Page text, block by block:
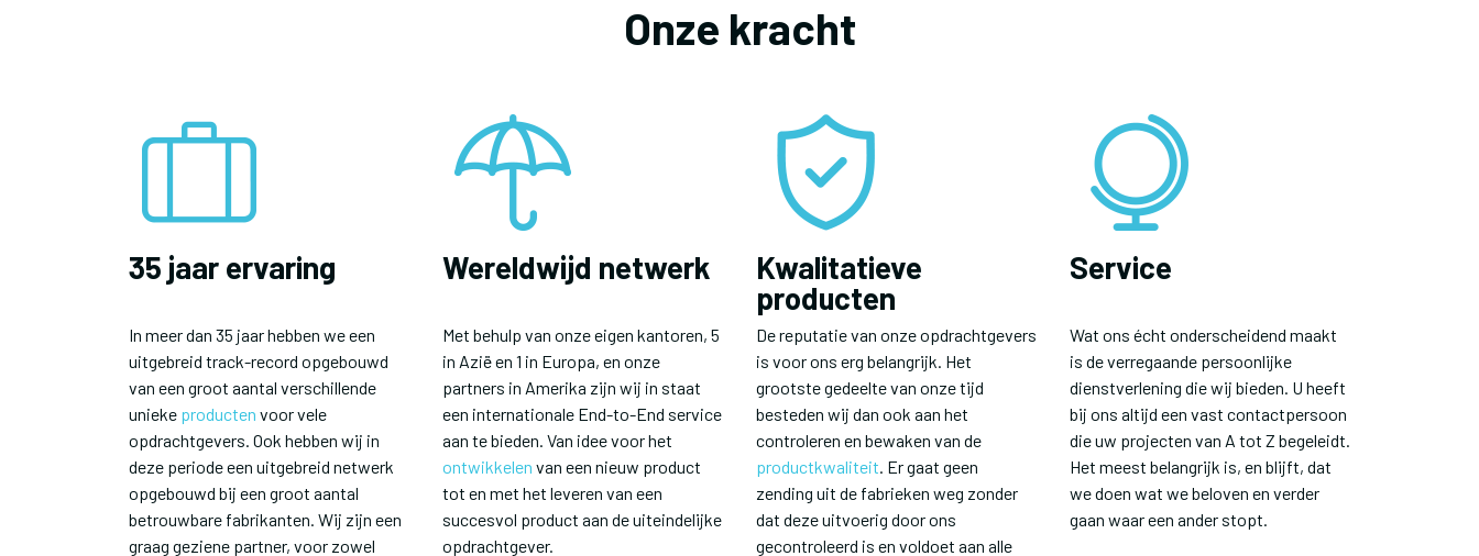
Onze kracht
35 jaar ervaring
In meer dan 35 jaar hebben we een
uitgebreid track-record opgebouwd
van een groot aantal verschillende
unieke producten voor vele
opdrachtgevers. Ook hebben wij in
deze periode een uitgebreid netwerk
opgebouwd bij een groot aantal
betrouwbare fabrikanten. Wij zijn een
graag geziene partner, voor zowel
Wereldwijd netwerk
Met behulp van onze eigen kantoren, 5
in Azië en 1 in Europa, en onze
partners in Amerika zijn wij in staat
een internationale End-to-End service
aan te bieden. Van idee voor het
ontwikkelen van een nieuw product
tot en met het leveren van een
succesvol product aan de uiteindelijke
opdrachtgever.
Kwalitatieve
producten
De reputatie van onze opdrachtgevers
is voor ons erg belangrijk. Het
grootste gedeelte van onze tijd
besteden wij dan ook aan het
controleren en bewaken van de
productkwaliteit. Er gaat geen
zending uit de fabrieken weg zonder
dat deze uitvoerig door ons
gecontroleerd is en voldoet aan alle
Service
Wat ons écht onderscheidend maakt
is de verregaande persoonlijke
dienstverlening die wij bieden. U heeft
bij ons altijd een vast contactpersoon
die uw projecten van A tot Z begeleidt.
Het meest belangrijk is, en blijft, dat
we doen wat we beloven en verder
gaan waar een ander stopt.